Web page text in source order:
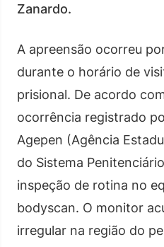
Zanardo.
A apreensão ocorreu
durante o horário de
prisional. De acordo
ocorrência registrado
Agepen (Agência
do Sistema
inspeção de rotina no
bodyscan. O monitor
irregular na região do